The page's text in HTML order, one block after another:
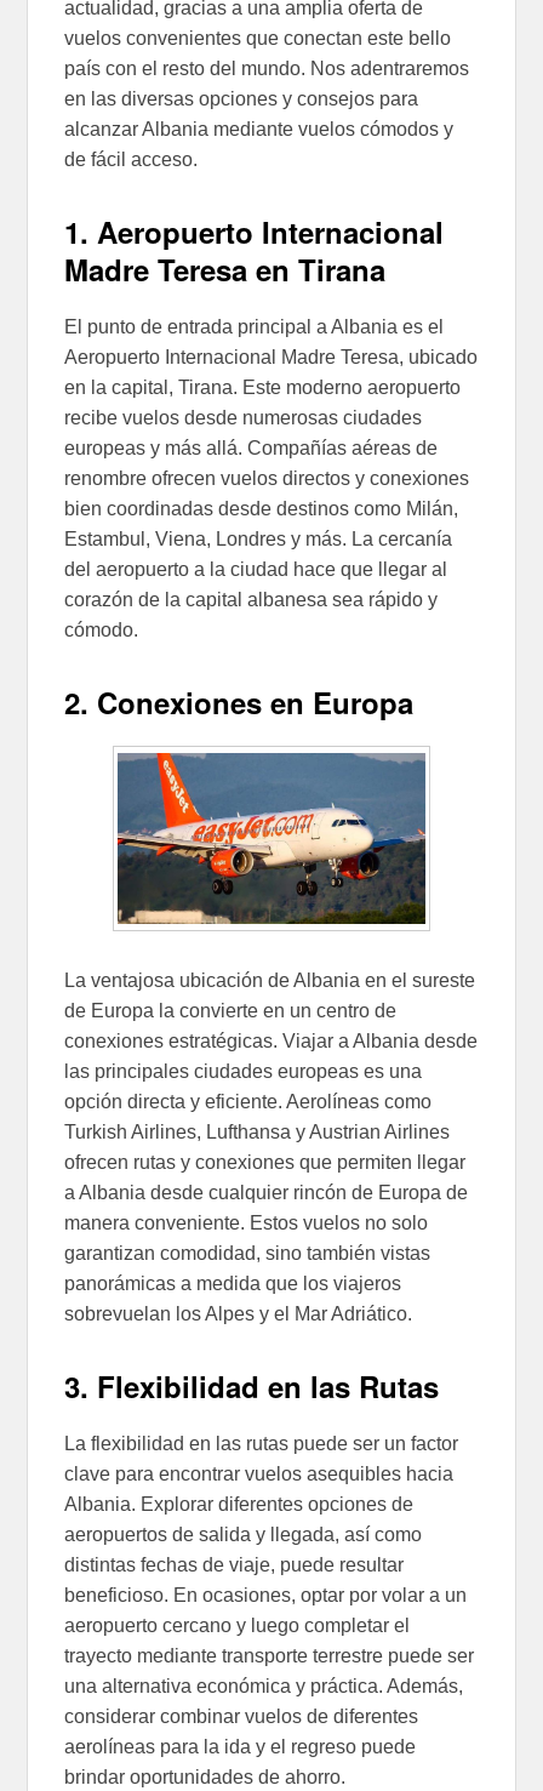
actualidad, gracias a una amplia oferta de
vuelos convenientes que conectan este bello
país con el resto del mundo. Nos adentraremos
en las diversas opciones y consejos para
alcanzar Albania mediante vuelos cómodos y
de fácil acceso.
1. Aeropuerto Internacional
Madre Teresa en Tirana
El punto de entrada principal a Albania es el
Aeropuerto Internacional Madre Teresa, ubicado
en la capital, Tirana. Este moderno aeropuerto
recibe vuelos desde numerosas ciudades
europeas y más allá. Compañías aéreas de
renombre ofrecen vuelos directos y conexiones
bien coordinadas desde destinos como Milán,
Estambul, Viena, Londres y más. La cercanía
del aeropuerto a la ciudad hace que llegar al
corazón de la capital albanesa sea rápido y
cómodo.
2. Conexiones en Europa
La ventajosa ubicación de Albania en el sureste
de Europa la convierte en un centro de
conexiones estratégicas. Viajar a Albania desde
las principales ciudades europeas es una
opción directa y eficiente. Aerolíneas como
Turkish Airlines, Lufthansa y Austrian Airlines
ofrecen rutas y conexiones que permiten llegar
a Albania desde cualquier rincón de Europa de
manera conveniente. Estos vuelos no solo
garantizan comodidad, sino también vistas
panorámicas a medida que los viajeros
sobrevuelan los Alpes y el Mar Adriático.
3. Flexibilidad en las Rutas
La flexibilidad en las rutas puede ser un factor
clave para encontrar vuelos asequibles hacia
Albania. Explorar diferentes opciones de
aeropuertos de salida y llegada, así como
distintas fechas de viaje, puede resultar
beneficioso. En ocasiones, optar por volar a un
aeropuerto cercano y luego completar el
trayecto mediante transporte terrestre puede ser
una alternativa económica y práctica. Además,
considerar combinar vuelos de diferentes
aerolíneas para la ida y el regreso puede
brindar oportunidades de ahorro.